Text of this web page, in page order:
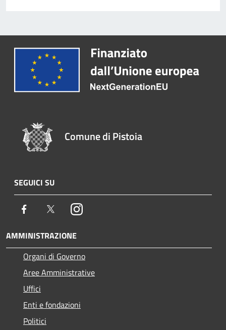
Comune di Pistoia
SEGUICI SU
Facebook TwitterInstagram
AMMINISTRAZIONE
Organi di Governo
Aree Amministrative
Uffici
Enti e fondazioni
Politici